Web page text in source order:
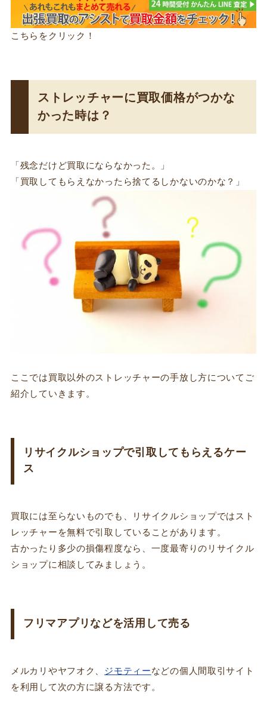
こちらをクリック！
ストレッチャーに買取価格がつかな
かった時は？
「残念だけど買取にならなかった。」
「買取してもらえなかったら捨てるしかないのかな？」
ここでは買取以外のストレッチャーの手放し方についてご
紹介していきます。
リサイクルショップで引取してもらえるケー
ス
買取には至らないものでも、リサイクルショップではスト
レッチャーを無料で引取していることがあります。
古かったり多少の損傷程度なら、一度最寄りのリサイクル
ショップに相談してみましょう。
フリマアプリなどを活用して売る
メルカリやヤフオク、 ジモティー などの個人間取引サイト
を利用して次の方に譲る方法です。